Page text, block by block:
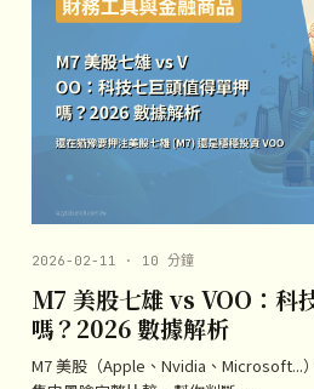
2026-02-11 · 10 分鐘
M7 美股七雄 vs VOO：科
嗎？2026 數據解析
M7 美股（Apple、Nvidia、Microsoft...